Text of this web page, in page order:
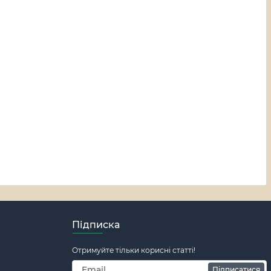
Підписка
Отримуйте тільки корисні статті!